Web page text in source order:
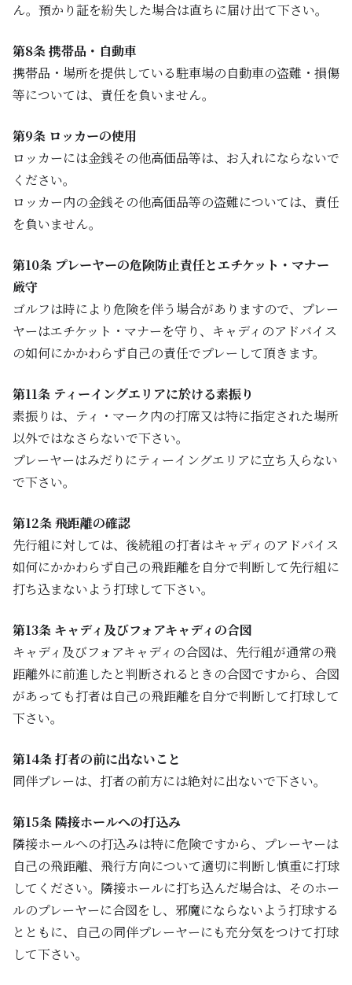
ん。預かり証を紛失した場合は直ちに届け出て下さい。
第8条 携帯品・自動車
携帯品・場所を提供している駐車場の自動車の盗難・損傷
等については、責任を負いません。
第9条 ロッカーの使用
ロッカーには金銭その他高価品等は、お入れにならないで
ください。
ロッカー内の金銭その他高価品等の盗難については、責任
を負いません。
第10条 プレーヤーの危険防止責任とエチケット・マナー
厳守
ゴルフは時により危険を伴う場合がありますので、プレー
ヤーはエチケット・マナーを守り、キャディのアドバイス
の如何にかかわらず自己の責任でプレーして頂きます。
第11条 ティーイングエリアに於ける素振り
素振りは、ティ・マーク内の打席又は特に指定された場所
以外ではなさらないで下さい。
プレーヤーはみだりにティーイングエリアに立ち入らない
で下さい。
第12条 飛距離の確認
先行組に対しては、後続組の打者はキャディのアドバイス
如何にかかわらず自己の飛距離を自分で判断して先行組に
打ち込まないよう打球して下さい。
第13条 キャディ及びフォアキャディの合図
キャディ及びフォアキャディの合図は、先行組が通常の飛
距離外に前進したと判断されるときの合図ですから、合図
があっても打者は自己の飛距離を自分で判断して打球して
下さい。
第14条 打者の前に出ないこと
同伴プレーは、打者の前方には絶対に出ないで下さい。
第15条 隣接ホールへの打込み
隣接ホールへの打込みは特に危険ですから、プレーヤーは
自己の飛距離、飛行方向について適切に判断し慎重に打球
してください。隣接ホールに打ち込んだ場合は、そのホー
ルのプレーヤーに合図をし、邪魔にならないよう打球する
とともに、自己の同伴プレーヤーにも充分気をつけて打球
して下さい。